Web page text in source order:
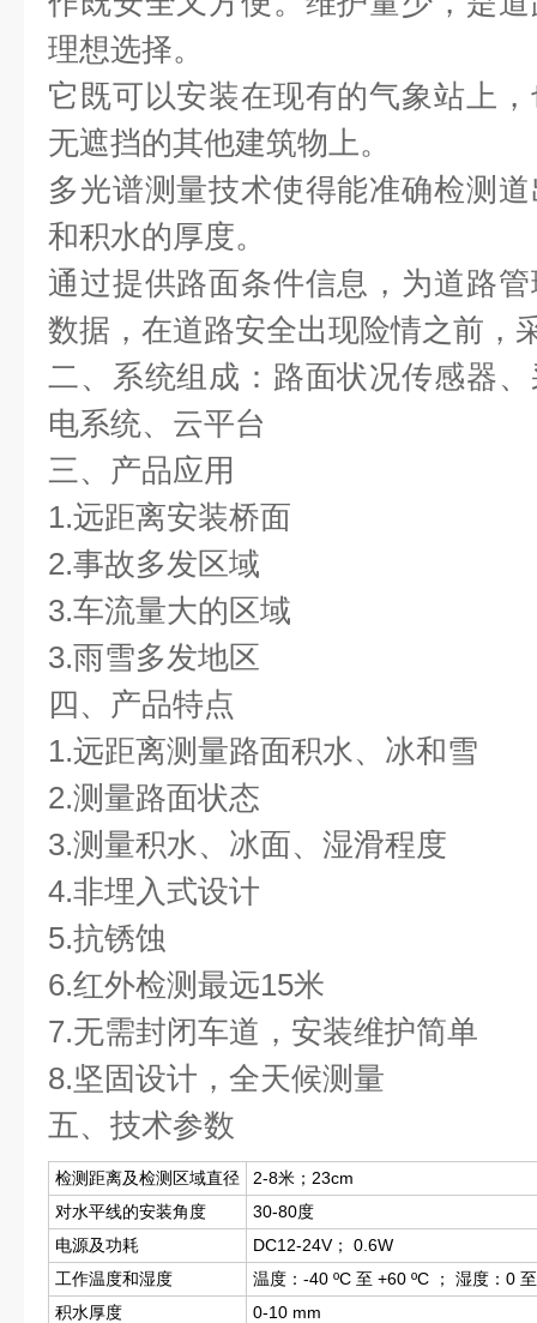
理想选择。
它既可以安装在现有的气象站上
无遮挡的其他建筑物上。
多光谱测量技术使得能准确检测
和积水的厚度。
通过提供路面条件信息，为道路
数据，在道路安全出现险情之前，
二、系统组成：路面状况传感器
电系统、云平台
三、产品应用
1.远距离安装桥面
2.事故多发区域
3.车流量大的区域
3.雨雪多发地区
四、产品特点
1.远距离测量路面积水、冰和雪
2.测量路面状态
3.测量积水、冰面、湿滑程度
4.非埋入式设计
5.抗锈蚀
6.红外检测最远15米
7.无需封闭车道，安装维护简单
8.坚固设计，全天候测量
五、技术参数
检测距离及检测区域直径
2-8米；23cm
对水平线的安装角度
30-80度
电源及功耗
DC12-24V； 0.6W
工作温度和湿度
温度：-40 ºC 至 +60 ºC ； 湿度：0
积水厚度
0-10 mm